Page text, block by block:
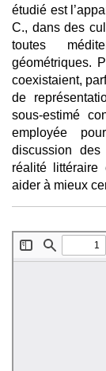
étudié est
C., dans des
toutes
géométriques.
coexistaient,
de
sous-estimé
employée
discussion
réalité
aider à mieux